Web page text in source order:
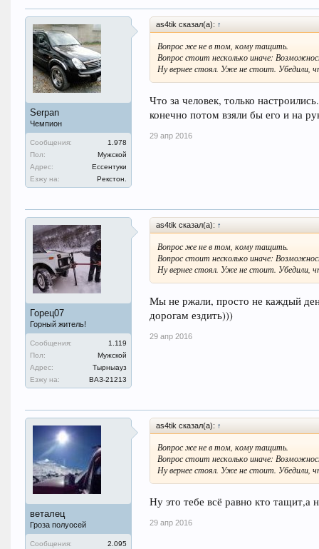
Serpan
Чемпион
Сообщения:
1.978
Пол:
Мужской
Адрес:
Ессентуки
Езжу на:
Рекстон.
as4tik сказал(а): ↑
Вопрос же не в том, кому тащить.
Вопрос стоит несколько иначе:
Ну вернее стоял. Уже не стоит. Убедили,
Что за человек, только
конечно потом взяли бы его и на
29 апр 2016
Горец07
Горный житель!
Сообщения:
1.119
Пол:
Мужской
Адрес:
Тырныауз
Езжу на:
ВАЗ-21213
as4tik сказал(а): ↑
Вопрос же не в том, кому тащить.
Вопрос стоит несколько иначе:
Ну вернее стоял. Уже не стоит. Убедили,
Мы не ржали, просто не каждый
дорогам ездить)))
29 апр 2016
веталец
Гроза полуосей
Сообщения: 2.095
as4tik сказал(а): ↑
Вопрос же не в том, кому тащить.
Вопрос стоит несколько иначе:
Ну вернее стоял. Уже не стоит. Убедили,
Ну это тебе всё равно кто
29 апр 2016